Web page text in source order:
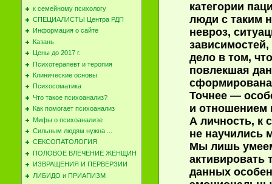
к семейному психологу
СПЕЦИАЛИСТЫ Центра РДП
Информация о сайте
Казань
Цены до 2017 г.
Психотерапевт и теропия
Клинические основы
Психосоматика
Что такое психоанализ?
Как помогает психоанализ
Мифы о психоанализе
Сильным людям нужна ...
СЕКСОПАТОЛОГИЯ
ПОЛОВОЕ ВЛЕЧЕНИЕ ЖЕНЩИН
ИЗВРАЩЕНИЯ И ПЕРВЕРЗИИ
ЛИБИДО и ПРИАПИЗМ
категории
люди с таким
невроз,
дело в том,
повлекшая
Точнее —
и отношением
А личность, к
не научились
Мы лишь
активировать
данных